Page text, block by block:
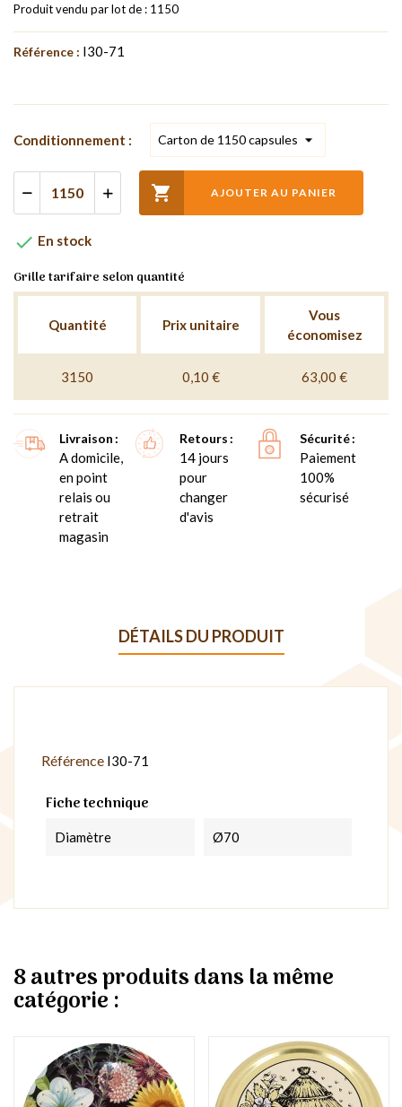
Produit vendu par lot de : 1150
Référence : I30-71
Conditionnement :
 AJOUTER AU PANIER
 En stock
Grille tarifaire selon quantité
Quantité Prix unitaire
Vous
économisez
3150 0,10 € 63,00 €
Livraison
A domicile,
en point
relais ou
retrait
magasin
Retours
14 jours
pour
changer
d'avis
Sécurité
Paiement
100%
sécurisé
DÉTAILS DU PRODUIT
Référence I30-71
Fiche technique
Diamètre Ø70
8 autres produits dans la même
catégorie :